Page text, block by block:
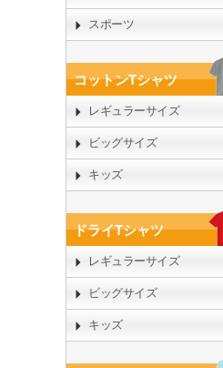
スポーツ
コットンTシャツ
レギュラーサイズ
ビッグサイズ
キッズ
ドライTシャツ
レギュラーサイズ
ビッグサイズ
キッズ